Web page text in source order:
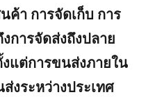
ค้า การจัดเก็บ การ
การจัดส่งถึงปลาย
แต่การขนส่งภายใน
งระหว่างประเทศ